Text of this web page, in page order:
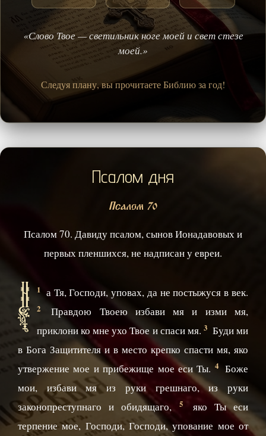
«Слово Твое — светильник ноге моей и свет стезе
моей.»
Следуя плану, вы прочитаете Библию за год!
Псалом дня
Псалом 70
Псалом 70. Давиду псалом, сынов Ионадавовых и
первых пленшихся, не надписан у евреи.
1
Н а Тя, Господи, уповах, да не постыжуся в век.
2
Правдою Твоею избави мя и изми мя,
приклони ко мне ухо Твое и спаси мя. 3 Буди ми
в Бога Защитителя и в место крепко спасти мя, яко
утвержение мое и прибежище мое еси Ты. 4
Боже
мои, избави мя из руки грешнаго, из руки
законопреступнаго и обидящаго, 5 яко Ты еси
терпение мое, Господи, Господи, упование мое от